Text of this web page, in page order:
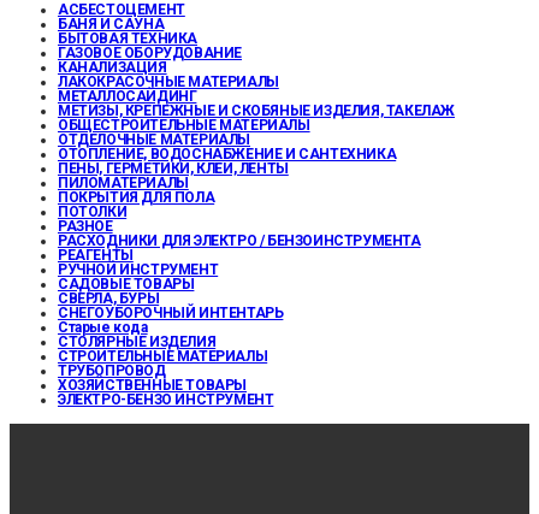
АСБЕСТОЦЕМЕНТ
БАНЯ И САУНА
БЫТОВАЯ ТЕХНИКА
ГАЗОВОЕ ОБОРУДОВАНИЕ
КАНАЛИЗАЦИЯ
ЛАКОКРАСОЧНЫЕ МАТЕРИАЛЫ
МЕТАЛЛОСАЙДИНГ
МЕТИЗЫ, КРЕПЕЖНЫЕ И СКОБЯНЫЕ ИЗДЕЛИЯ, ТАКЕЛАЖ
ОБЩЕСТРОИТЕЛЬНЫЕ МАТЕРИАЛЫ
ОТДЕЛОЧНЫЕ МАТЕРИАЛЫ
ОТОПЛЕНИЕ, ВОДОСНАБЖЕНИЕ И САНТЕХНИКА
ПЕНЫ, ГЕРМЕТИКИ, КЛЕИ, ЛЕНТЫ
ПИЛОМАТЕРИАЛЫ
ПОКРЫТИЯ ДЛЯ ПОЛА
ПОТОЛКИ
РАЗНОЕ
РАСХОДНИКИ ДЛЯ ЭЛЕКТРО / БЕНЗОИНСТРУМЕНТА
РЕАГЕНТЫ
РУЧНОЙ ИНСТРУМЕНТ
САДОВЫЕ ТОВАРЫ
СВЕРЛА, БУРЫ
СНЕГОУБОРОЧНЫЙ ИНТЕНТАРЬ
Старые кода
СТОЛЯРНЫЕ ИЗДЕЛИЯ
СТРОИТЕЛЬНЫЕ МАТЕРИАЛЫ
ТРУБОПРОВОД
ХОЗЯЙСТВЕННЫЕ ТОВАРЫ
ЭЛЕКТРО-БЕНЗО ИНСТРУМЕНТ